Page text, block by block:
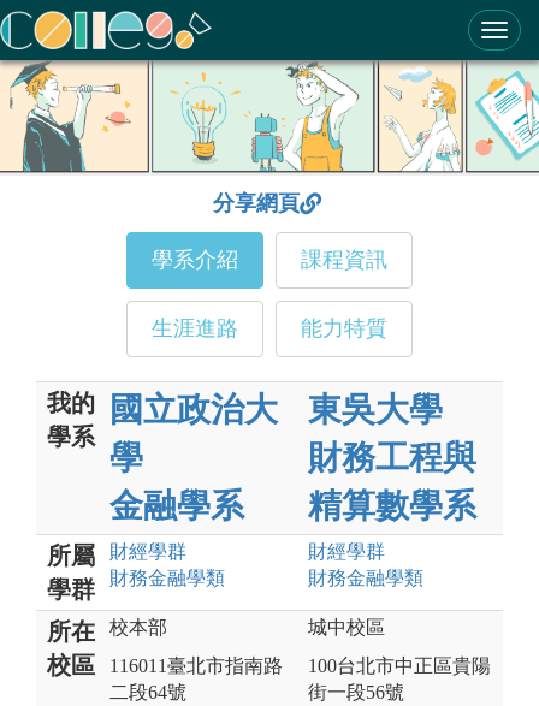
ColleGo! 大學選才與高中育才輔助系統
分享網頁
學系介紹 課程資訊
生涯進路 能力特質
我的
學系
國立政治大
學
金融學系
東吳大學
財務工程與
精算數學系
所屬
學群
財經學群
財務金融學類
財經學群
財務金融學類
所在
校區
校本部
116011臺北市指南路
二段64號
城中校區
100台北市中正區貴陽
街一段56號